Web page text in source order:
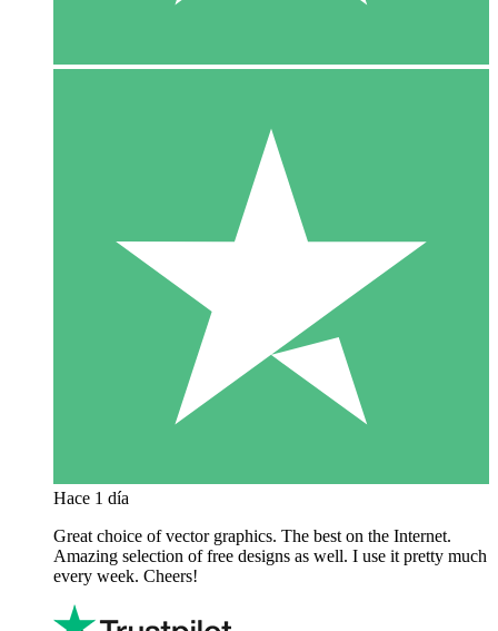
Hace 1 día
Great choice of vector graphics. The best on the Internet.
Amazing selection of free designs as well. I use it pretty much
every week. Cheers!